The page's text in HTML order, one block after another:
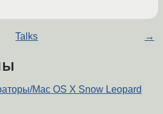
Talks →
Mac OS X Snow Leopard